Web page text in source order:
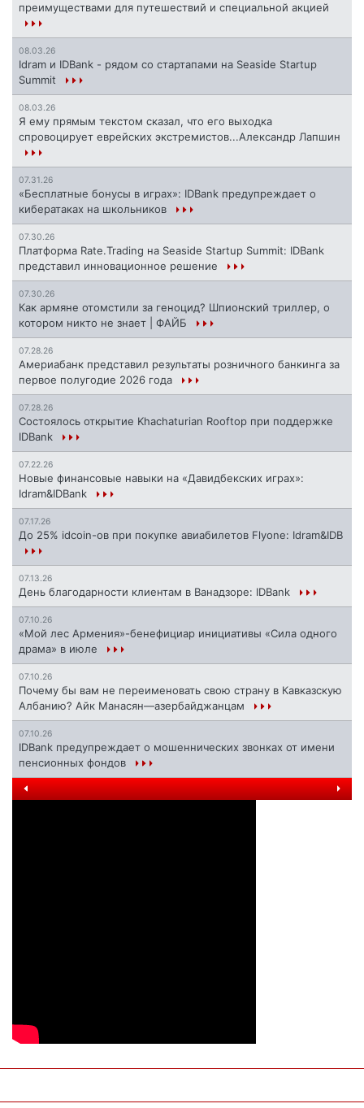
преимуществами для путешествий и специальной акцией
08.03.26
Idram и IDBank - рядом со стартапами на Seaside Startup
Summit
08.03.26
Я ему прямым текстом сказал, что его выходка
спровоцирует еврейских экстремистов...Александр Лапшин
07.31.26
«Бесплатные бонусы в играх»: IDBank предупреждает о
кибератаках на школьников
07.30.26
Платформа Rate.Trading на Seaside Startup Summit: IDBank
представил инновационное решение
07.30.26
Как армяне отомстили за геноцид? Шпионский триллер, о
котором никто не знает | ФАЙБ
07.28.26
Америабанк представил результаты розничного банкинга за
первое полугодие 2026 года
07.28.26
Состоялось открытие Khachaturian Rooftop при поддержке
IDBank
07.22.26
Новые финансовые навыки на «Давидбекских играх»:
Idram&IDBank
07.17.26
До 25% idcoin-ов при покупке авиабилетов Flyone: Idram&IDB
07.13.26
День благодарности клиентам в Ванадзоре: IDBank
07.10.26
«Мой лес Армения»-бенефициар инициативы «Сила одного
драма» в июле
07.10.26
Почему бы вам не переименовать свою страну в Кавказскую
Албанию? Айк Манасян—азербайджанцам
07.10.26
IDBank предупреждает о мошеннических звонках от имени
пенсионных фондов